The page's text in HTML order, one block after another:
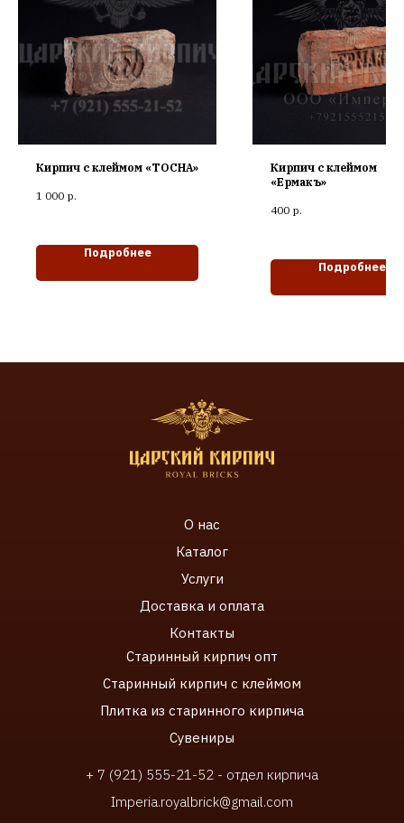
Кирпич с клеймом «ТОСНА»
1 000 р.
Подробнее
Кирпич с клеймом
«Ермакъ»
400 р.
Подробнее
О нас
Каталог
Услуги
Доставка и оплата
Контакты
Старинный кирпич опт
Старинный кирпич с клеймом
Плитка из старинного кирпича
Сувениры
+ 7 (921) 555-21-52 - отдел кирпича
Imperia.royalbrick@gmail.com